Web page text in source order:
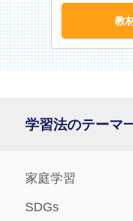
教
学習法のテーマ
家庭学習
SDGs